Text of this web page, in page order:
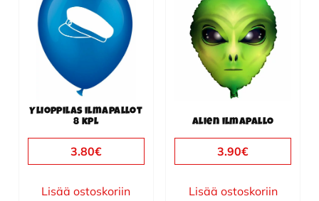
Ylioppilas ilmapallot
8 kpl
3.80€
Lisää ostoskoriin
Alien ilmapallo
3.90€
Lisää ostoskoriin